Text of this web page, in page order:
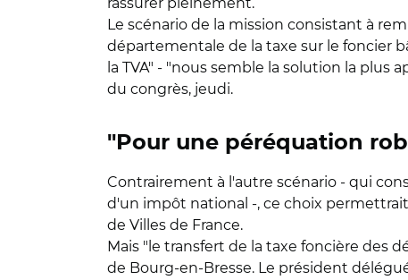
Le scénario de la mission consistant à
départementale de la taxe sur le foncier
la TVA" - "nous semble la solution la plus
du congrès, jeudi.
"Pour une péréquation
Contrairement à l'autre scénario - qui
d'un impôt national -, ce choix
de Villes de France.
Mais "le transfert de la taxe foncière des
de Bourg-en-Bresse. Le président